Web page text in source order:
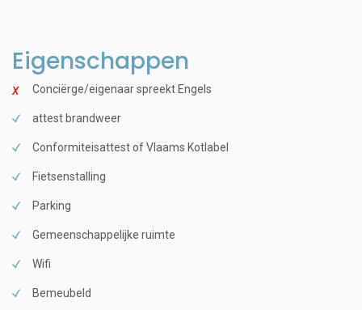
Eigenschappen
Conciërge/eigenaar spreekt Engels
attest brandweer
Conformiteisattest of Vlaams Kotlabel
Fietsenstalling
Parking
Gemeenschappelijke ruimte
Wifi
Bemeubeld